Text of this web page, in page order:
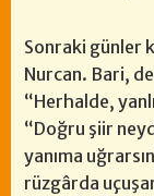
Sonraki günler
Nurcan. Bari,
“Herhalde,
“Doğru şiir
yanıma
rüzgârda